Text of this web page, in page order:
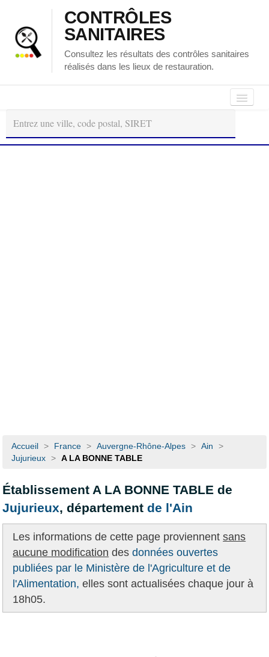
CONTRÔLES
SANITAIRES
Consultez les résultats des contrôles sanitaires
réalisés dans les lieux de restauration.
Autour
de
moi
Régions
Accueil > France > Auvergne-Rhône-Alpes > Ain
>
Jujurieux > A LA BONNE TABLE
Établissement A LA BONNE TABLE de
Jujurieux, départementde l'Ain
Les informations de cette page proviennentsans
aucune modification desdonnées ouvertes
publiées par le Ministère de l'Agriculture et de
l'Alimentation, elles sont actualisées chaque jour à
18h05.